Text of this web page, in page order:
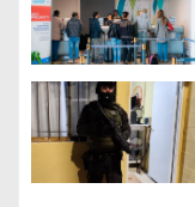
r
a
d
a